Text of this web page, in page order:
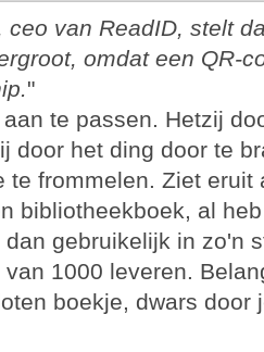
ceo van ReadID, stelt
omdat een QR-
"
te passen. Hetzij
door het ding door te
te frommelen. Ziet
bibliotheekboek, al
gebruikelijk in zo'n
1000 leveren.
boekje, dwars door